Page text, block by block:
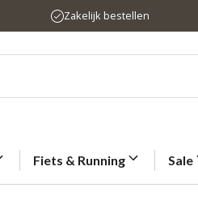
Zakelijk bestellen
Fiets & Running Sale